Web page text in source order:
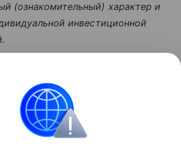
(ознакомительный) характер и
инвестиционной
это и как им стать
рассмотрим, кто такие
они выполняют функции и чем
других участников рынка.